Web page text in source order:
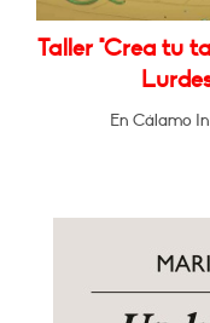
Taller "Crea tu
En Cálamo